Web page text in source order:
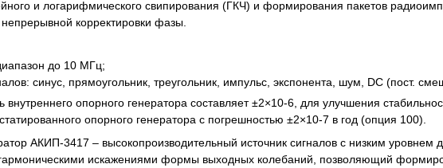
и логарифмического свипирования (ГКЧ) и формирования пакетов
корректировки фазы.
до 10 МГц;
синус, прямоугольник, треугольник, импульс, экспонента, шум, DC (пост.
внутреннего опорного генератора составляет ±2×10-6, для улучшения
опорного генератора с погрешностью ±2×10-7 в год (опция 100).
АКИП-3417 – высокопроизводительный источник сигналов с низким уровнем
искажениями формы выходных колебаний, позволяющий